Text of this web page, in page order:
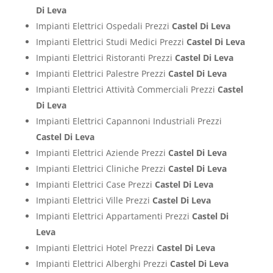
Di Leva
Impianti Elettrici Ospedali Prezzi Castel Di Leva
Impianti Elettrici Studi Medici Prezzi Castel Di Leva
Impianti Elettrici Ristoranti Prezzi Castel Di Leva
Impianti Elettrici Palestre Prezzi Castel Di Leva
Impianti Elettrici Attività Commerciali Prezzi Castel
Di Leva
Impianti Elettrici Capannoni Industriali Prezzi
Castel Di Leva
Impianti Elettrici Aziende Prezzi Castel Di Leva
Impianti Elettrici Cliniche Prezzi Castel Di Leva
Impianti Elettrici Case Prezzi Castel Di Leva
Impianti Elettrici Ville Prezzi Castel Di Leva
Impianti Elettrici Appartamenti Prezzi Castel Di
Leva
Impianti Elettrici Hotel Prezzi Castel Di Leva
Impianti Elettrici Alberghi Prezzi Castel Di Leva